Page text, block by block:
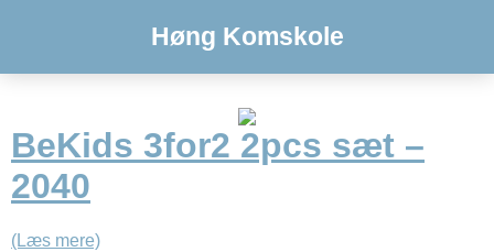
Høng Komskole
BeKids 3for2 2pcs sæt –
2040
(Læs mere)